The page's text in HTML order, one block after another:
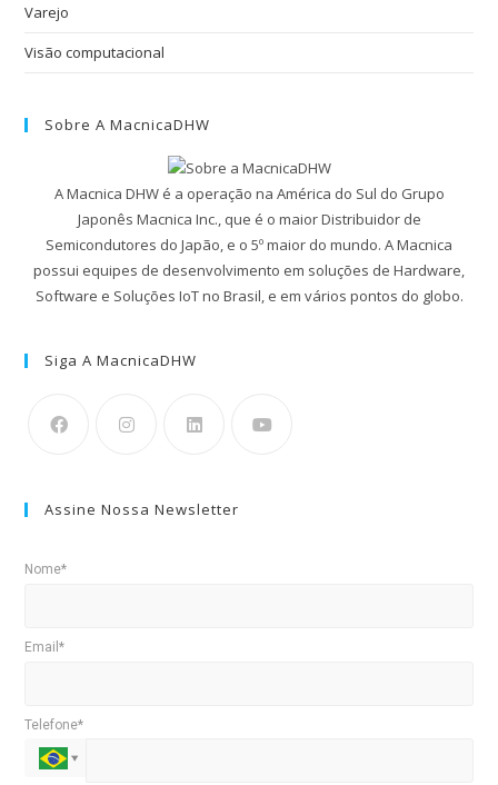
Varejo
Visão computacional
Sobre A MacnicaDHW
A Macnica DHW é a operação na América do Sul do Grupo
Japonês Macnica Inc., que é o maior Distribuidor de
Semicondutores do Japão, e o 5º maior do mundo. A Macnica
possui equipes de desenvolvimento em soluções de Hardware,
Software e Soluções IoT no Brasil, e em vários pontos do globo.
Siga A MacnicaDHW
Assine Nossa Newsletter
Nome*
Email*
Telefone*